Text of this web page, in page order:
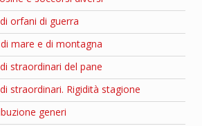
orfani di guerra
mare e di montagna
straordinari del pane
straordinari. Rigidità stagione
generi